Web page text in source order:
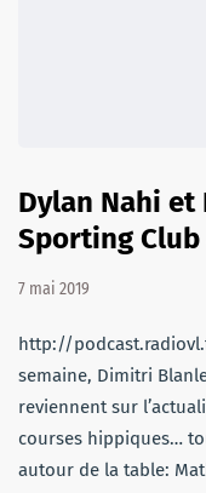
Dylan Nahi
Sporting Club
7 mai 2019
http://
semaine, Dimitri
reviennent sur
courses hippiques…
autour de la table: